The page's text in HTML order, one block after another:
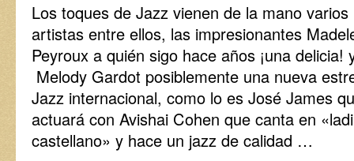
Los toques de Jazz vienen de la mano varios
artistas entre ellos, las impresionantes
Peyroux a quién sigo hace años ¡una delicia!
Melody Gardot posiblemente una nueva
Jazz internacional, como lo es José James
actuará con Avishai Cohen que canta en
castellano» y hace un jazz de calidad …